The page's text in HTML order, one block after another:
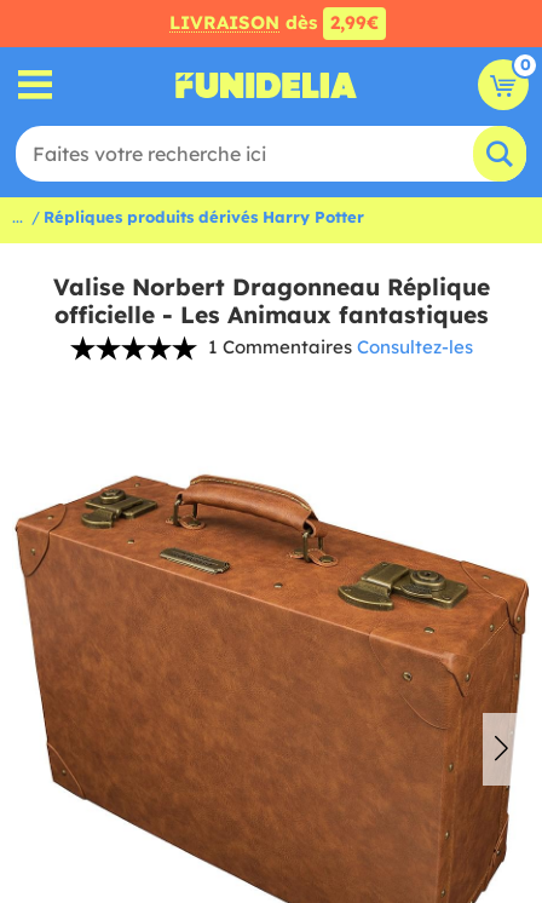
LIVRAISON dès 2,99€
0
... Répliques produits dérivés Harry Potter
Valise Norbert Dragonneau Réplique
officielle - Les Animaux fantastiques
1 Commentaires Consultez-les